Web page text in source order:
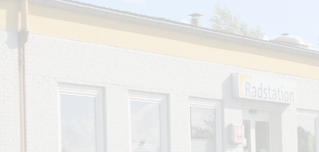
Aktuelles
Freizeitregion